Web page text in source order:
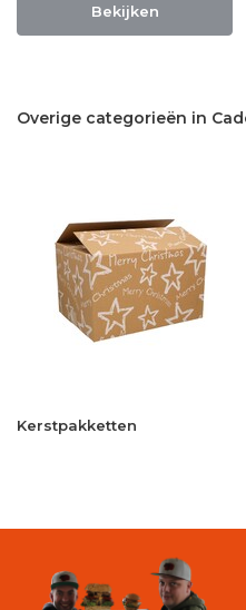
Bekijken
Overige categorieën in
Kerstpakketten